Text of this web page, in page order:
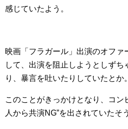
感じていたよう。
映画「フラガール」出演のオファ
して、出演を阻止しようとしずち
り、暴言を吐いたりしていたとか。
このことがきっかけとなり、コン
人から共演NG”を出されていたそ